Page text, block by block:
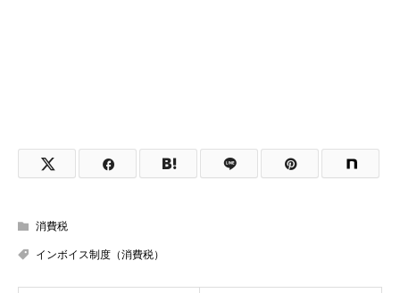
消費税
インボイス制度（消費税）